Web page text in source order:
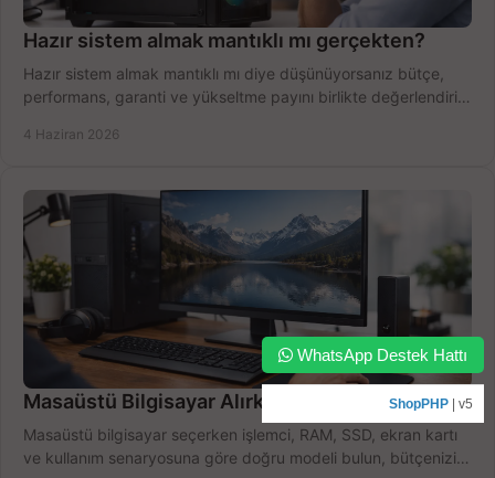
Hazır sistem almak mantıklı mı gerçekten?
Hazır sistem almak mantıklı mı diye düşünüyorsanız bütçe,
performans, garanti ve yükseltme payını birlikte değerlendirin,
4 Haziran 2026
Masaüstü Bilgisayar Alırken Doğru Seçim
Masaüstü bilgisayar seçerken işlemci, RAM, SSD, ekran kartı
ve kullanım senaryosuna göre doğru modeli bulun, bütçenizi
WhatsApp Destek Hattı
ShopPHP | v5